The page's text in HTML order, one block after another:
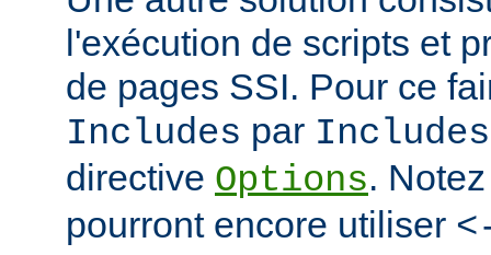
l'exécution de scripts et
de pages SSI. Pour ce
Includes par
directive Options.
pourront encore utiliser